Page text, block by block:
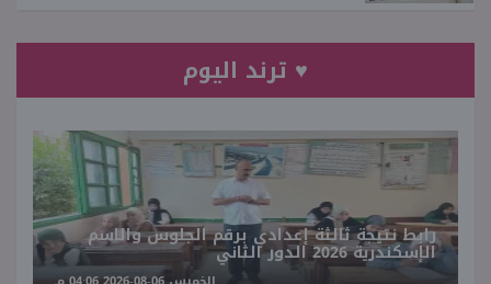
♥ ترند اليوم
رابط نتيجة ثالثة إعدادي برقم الجلوس والاسم
الإسكندرية 2026 الدور الثاني